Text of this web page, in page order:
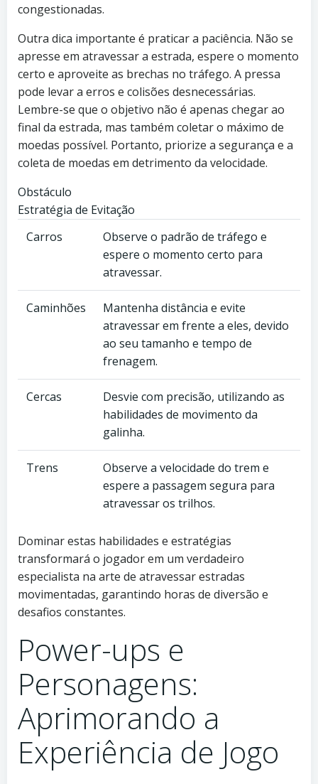
congestionadas.
Outra dica importante é praticar a paciência. Não se
apresse em atravessar a estrada, espere o momento
certo e aproveite as brechas no tráfego. A pressa
pode levar a erros e colisões desnecessárias.
Lembre-se que o objetivo não é apenas chegar ao
final da estrada, mas também coletar o máximo de
moedas possível. Portanto, priorize a segurança e a
coleta de moedas em detrimento da velocidade.
Obstáculo
Estratégia de Evitação
Carros
Observe o padrão de tráfego e
espere o momento certo para
atravessar.
Caminhões
Mantenha distância e evite
atravessar em frente a eles, devido
ao seu tamanho e tempo de
frenagem.
Cercas
Desvie com precisão, utilizando as
habilidades de movimento da
galinha.
Trens
Observe a velocidade do trem e
espere a passagem segura para
atravessar os trilhos.
Dominar estas habilidades e estratégias
transformará o jogador em um verdadeiro
especialista na arte de atravessar estradas
movimentadas, garantindo horas de diversão e
desafios constantes.
Power-ups e
Personagens:
Aprimorando a
Experiência de Jogo